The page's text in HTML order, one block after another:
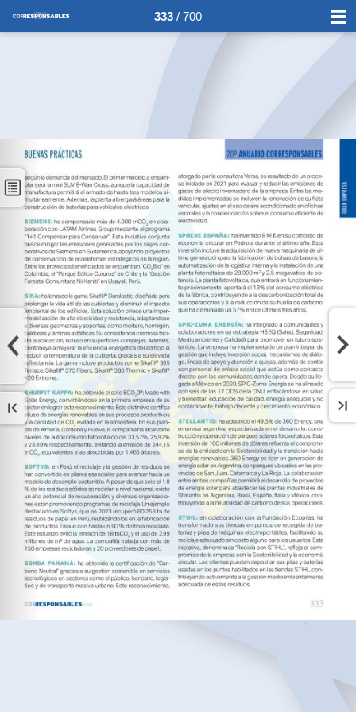
333 / 700